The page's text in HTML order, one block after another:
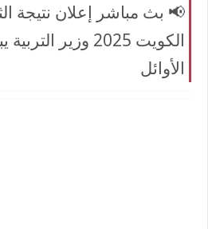
📢 بث مباشر إعلان نتيجة
الكويت 2025 وزير
الأوائل